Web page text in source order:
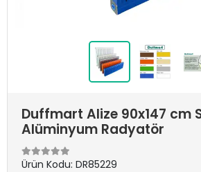
Duffmart Alize 90x147 cm
Alüminyum Radyatör
Ürün Kodu: DR85229